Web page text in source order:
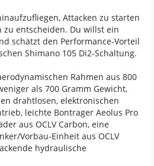
Attacken zu starten
entscheiden. Du willst ein
schätzt den Performance-Vorteil
Shimano 105 Di2-Schaltung.
Rahmen aus 800
als 700 Gramm Gewicht,
drahtlosen, elektronischen
leichte Bontrager Aeolus Pro
aus OCLV Carbon, eine
Vorbau-Einheit aus OCLV
hydraulische